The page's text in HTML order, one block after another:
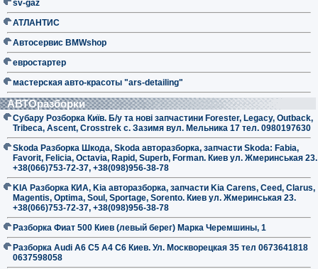
sv-gaz
АТЛАНТИС
Автосервис BMWshop
евростартер
мастерская авто-красоты "ars-detailing"
АВТОразборки
Субару Розборка Київ. Б/у та нові запчастини Forester, Legacy, Outback,
Tribeca, Ascent, Crosstrek с. Зазимя вул. Мельника 17 тел. 0980197630
Skoda Разборка Шкода, Skoda авторазборка, запчасти Skoda: Fabia,
Favorit, Felicia, Octavia, Rapid, Superb, Forman. Киев ул. Жмеринськая 23.
+38(066)753-72-37, +38(098)956-38-78
KIA Разборка КИА, Kia авторазборка, запчасти Kia Carens, Ceed, Clarus,
Magentis, Optima, Soul, Sportage, Sorento. Киев ул. Жмеринськая 23.
+38(066)753-72-37, +38(098)956-38-78
Разборка Фиат 500 Киев (левый берег) Марка Черемшины, 1
Разборка Audi A6 C5 A4 C6 Киев. Ул. Москворецкая 35 тел 0673641818
0637598058